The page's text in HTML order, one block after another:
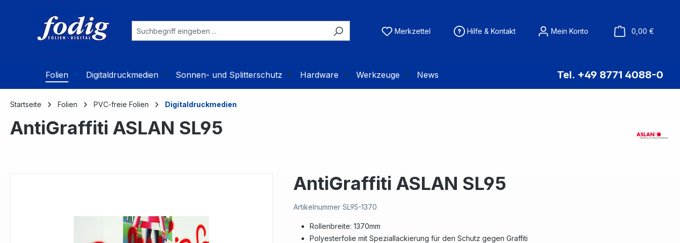
Hauptinhalt springen
Zur Suche springen
Zur Hauptnavigation springen
Merkzettel Hilfe & Kontakt Mein Konto 0,00 €
Folien Digitaldruckmedien Sonnen- und Splitterschutz Hardware Werkzeuge News Tel. +49 8771 4088-0
Startseite Folien PVC-freie Folien Digitaldruckmedien
AntiGraffiti ASLAN SL95
AntiGraffiti ASLAN SL95
Artikelnummer SL95-1370
Rollenbreite: 1370mm
Polyesterfolie mit Speziallackierung für den Schutz gegen Graffiti